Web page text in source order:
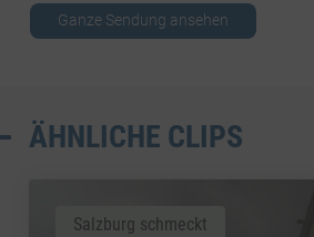
Ganze Sendung ansehen
ÄHNLICHE CLIPS
Salzburg schmeckt